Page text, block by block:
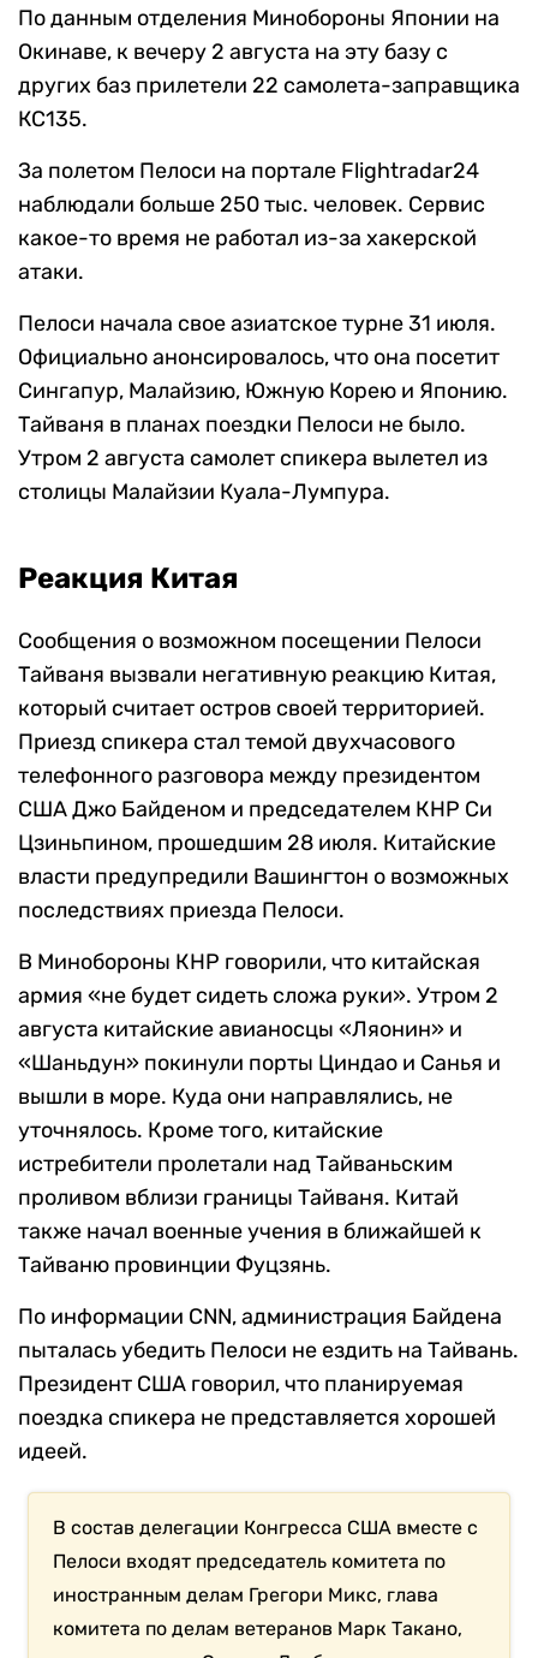
По данным отделения Минобороны Японии на
Окинаве, к вечеру 2 августа на эту базу с
других баз прилетели 22 самолета-заправщика
КС135.
За полетом Пелоси на портале Flightradar24
наблюдали больше 250 тыс. человек. Сервис
какое-то время не работал из-за хакерской
атаки.
Пелоси начала свое азиатское турне 31 июля.
Официально анонсировалось, что она посетит
Сингапур, Малайзию, Южную Корею и Японию.
Тайваня в планах поездки Пелоси не было.
Утром 2 августа самолет спикера вылетел из
столицы Малайзии Куала-Лумпура.
Реакция Китая
Сообщения о возможном посещении Пелоси
Тайваня вызвали негативную реакцию Китая,
который считает остров своей территорией.
Приезд спикера стал темой двухчасового
телефонного разговора между президентом
США Джо Байденом и председателем КНР Си
Цзиньпином, прошедшим 28 июля. Китайские
власти предупредили Вашингтон о возможных
последствиях приезда Пелоси.
В Минобороны КНР говорили, что китайская
армия «не будет сидеть сложа руки». Утром 2
августа китайские авианосцы «Ляонин» и
«Шаньдун» покинули порты Циндао и Санья и
вышли в море. Куда они направлялись, не
уточнялось. Кроме того, китайские
истребители пролетали над Тайваньским
проливом вблизи границы Тайваня. Китай
также начал военные учения в ближайшей к
Тайваню провинции Фуцзянь.
По информации CNN, администрация Байдена
пыталась убедить Пелоси не ездить на Тайвань.
Президент США говорил, что планируемая
поездка спикера не представляется хорошей
идеей.
В состав делегации Конгресса США вместе с
Пелоси входят председатель комитета по
иностранным делам Грегори Микс, глава
комитета по делам ветеранов Марк Такано,